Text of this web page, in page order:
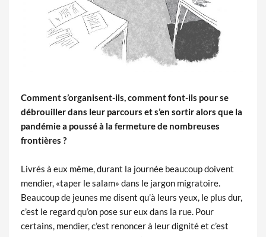
Comment s’organisent-ils, comment font-ils pour se
débrouiller dans leur parcours et s’en sortir alors que la
pandémie a poussé à la fermeture de nombreuses
frontières ?
Livrés à eux même, durant la journée beaucoup doivent
mendier, «taper le salam» dans le jargon migratoire.
Beaucoup de jeunes me disent qu’à leurs yeux, le plus dur,
c’est le regard qu’on pose sur eux dans la rue. Pour
certains, mendier, c’est renoncer à leur dignité et c’est